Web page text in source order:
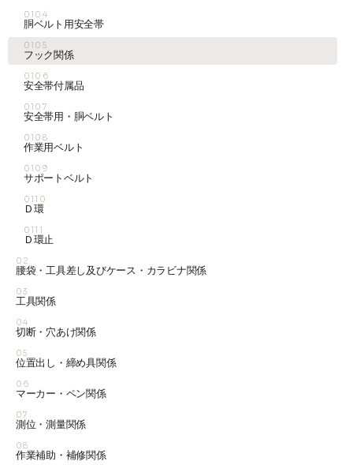
0104
胴ベルト用安全帯
0105
フック関係
0106
安全帯付属品
0107
安全帯用・胴ベルト
0108
作業用ベルト
0109
サポートベルト
0110
Ｄ環
0111
Ｄ環止
02
腰袋・工具差し及びケース・カラビナ関係
03
工具関係
04
切断・穴あけ関係
05
位置出し・締め具関係
06
マーカー・ペン関係
07
測位・測量関係
08
作業補助・補修関係